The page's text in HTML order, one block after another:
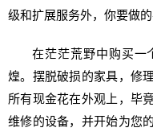
级和扩展服务外，你要做的
在茫茫荒野中购买一
煌。摆脱破损的家具，修
所有现金花在外观上，毕
维修的设备，并开始为您